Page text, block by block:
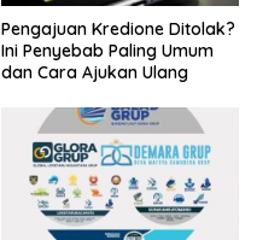
Pengajuan Kredione Ditolak?
Ini Penyebab Paling Umum
dan Cara Ajukan Ulang